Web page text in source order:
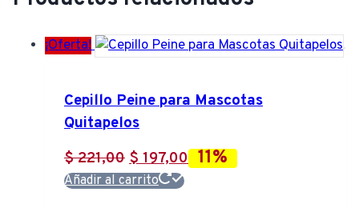
¡Oferta!
Cepillo Peine para Mascotas
Quitapelos
$221,00 El
precio
$197,00El11%
Añadir al carrito